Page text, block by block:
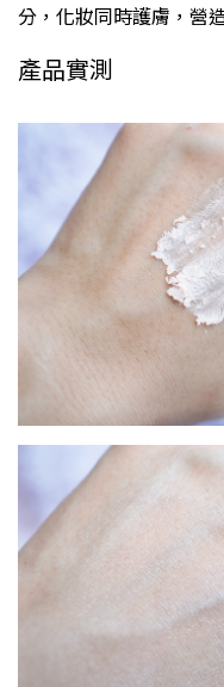
分，化妝同時護膚，營
產品實測